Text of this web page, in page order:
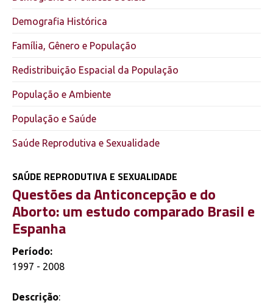
Demografia Histórica
Família, Gênero e População
Redistribuição Espacial da População
População e Ambiente
População e Saúde
Saúde Reprodutiva e Sexualidade
SAÚDE REPRODUTIVA E SEXUALIDADE
Questões da Anticoncepção e do
Aborto: um estudo comparado Brasil e
Espanha
Período:
1997 - 2008
Descrição: